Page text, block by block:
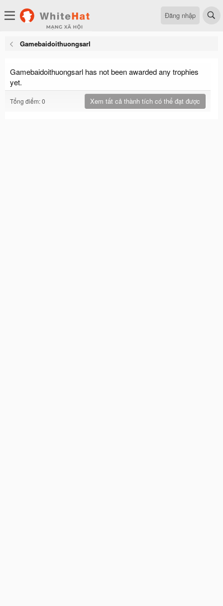
Đăng nhập
Gamebaidoithuongsarl
Gamebaidoithuongsarl has not been awarded any trophies
yet.
Tổng điểm: 0 Xem tất cả thành tích có thể đạt được